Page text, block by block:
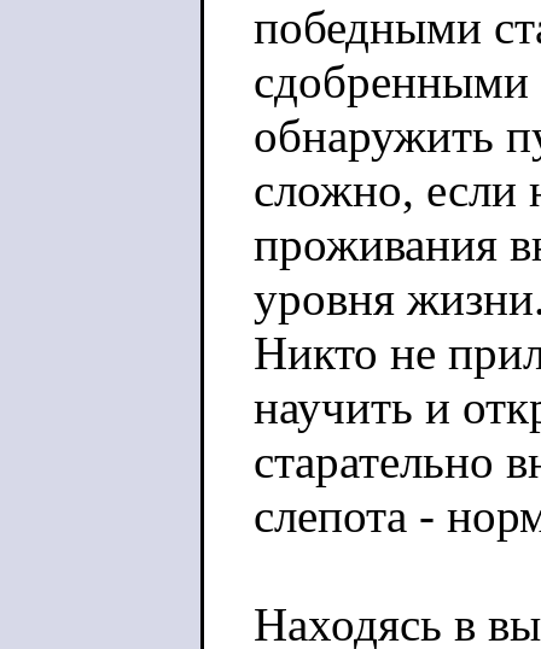
победными
сдобренными
обнаружить
сложно, если
проживания
уровня
Никто не
научить и
старательно
слепота -
Находясь в